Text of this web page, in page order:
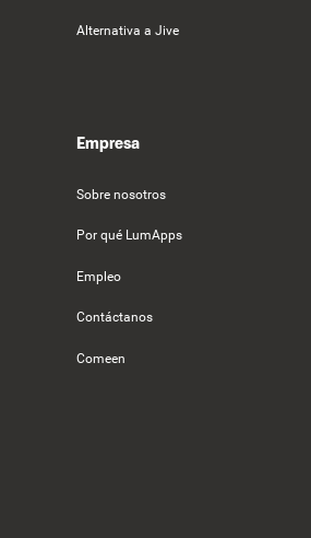
Alternativa a Jive
Empresa
Sobre nosotros
Por qué LumApps
Empleo
Contáctanos
Comeen